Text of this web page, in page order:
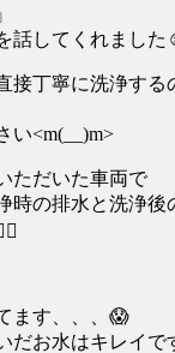
話してくれました
接丁寧に洗浄する
い<m(__)m>
ただいた車両で
時の排水と洗浄後
ます、、、😱
だお水はキレイで